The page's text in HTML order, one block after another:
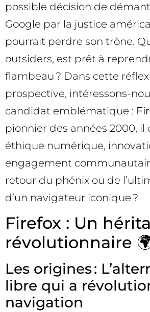
possible décision de
Google par la justice
pourrait perdre son trône.
outsiders, est prêt à
flambeau ? Dans cette
prospective, intéressons-
candidat emblématique :
pionnier des années 2000, il
éthique numérique,
engagement
retour du phénix ou de
d’un navigateur iconique ?
Firefox : Un
révolutionnaire
Les origines :
libre qui a
navigation